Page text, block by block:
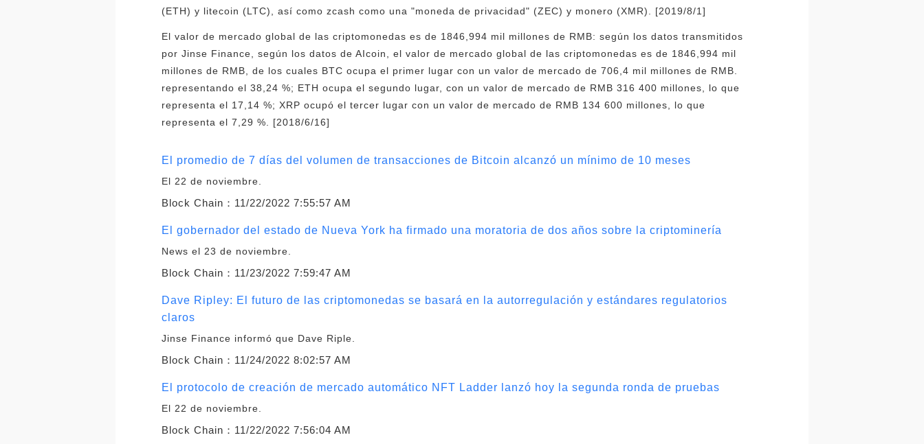
(ETH) y litecoin (LTC), así como zcash como una "moneda de privacidad" (ZEC) y monero (XMR). [2019/8/1]
El valor de mercado global de las criptomonedas es de 1846,994 mil millones de RMB: según los datos transmitidos
por Jinse Finance, según los datos de AIcoin, el valor de mercado global de las criptomonedas es de 1846,994 mil
millones de RMB, de los cuales BTC ocupa el primer lugar con un valor de mercado de 706,4 mil millones de RMB.
representando el 38,24 %; ETH ocupa el segundo lugar, con un valor de mercado de RMB 316 400 millones, lo que
representa el 17,14 %; XRP ocupó el tercer lugar con un valor de mercado de RMB 134 600 millones, lo que
representa el 7,29 %. [2018/6/16]
El promedio de 7 días del volumen de transacciones de Bitcoin alcanzó un mínimo de 10 meses
El 22 de noviembre.
Block Chain： 11/22/2022 7:55:57 AM
El gobernador del estado de Nueva York ha firmado una moratoria de dos años sobre la criptominería
News el 23 de noviembre.
Block Chain： 11/23/2022 7:59:47 AM
Dave Ripley: El futuro de las criptomonedas se basará en la autorregulación y estándares regulatorios
claros
Jinse Finance informó que Dave Riple.
Block Chain： 11/24/2022 8:02:57 AM
El protocolo de creación de mercado automático NFT Ladder lanzó hoy la segunda ronda de pruebas
El 22 de noviembre.
Block Chain： 11/22/2022 7:56:04 AM